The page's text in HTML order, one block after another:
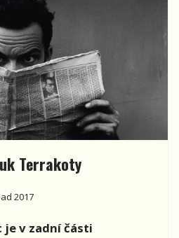
Terrakoty
2017
je v zadní části